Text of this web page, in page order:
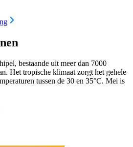
bestaande uit meer dan 7000
Het tropische klimaat zorgt het gehele
tussen de 30 en 35°C. Mei is